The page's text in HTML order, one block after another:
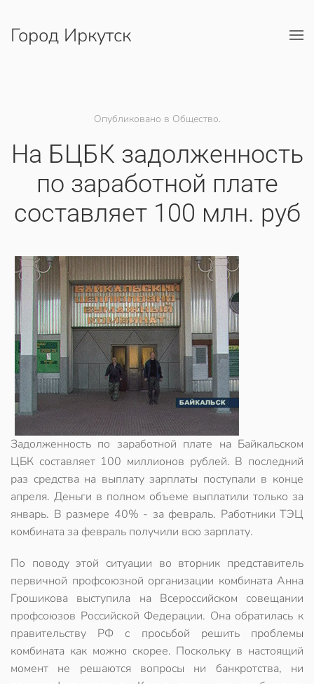
Перейти к содержимому
Город Иркутск
Опубликовано в Общество.
На БЦБК задолженность
по заработной плате
составляет 100 млн. руб
Задолженность по заработной плате на Байкальском
ЦБК составляет 100 миллионов рублей. В последний
раз средства на выплату зарплаты поступали в конце
апреля. Деньги в полном объеме выплатили только за
январь. В размере 40% - за февраль. Работники ТЭЦ
комбината за февраль получили всю зарплату.
По поводу этой ситуации во вторник представитель
первичной профсоюзной организации комбината Анна
Грошикова выступила на Всероссийском совещании
профсоюзов Российской Федерации. Она обратилась к
правительству РФ с просьбой решить проблемы
комбината как можно скорее. Поскольку в настоящий
момент не решаются вопросы ни банкротства, ни